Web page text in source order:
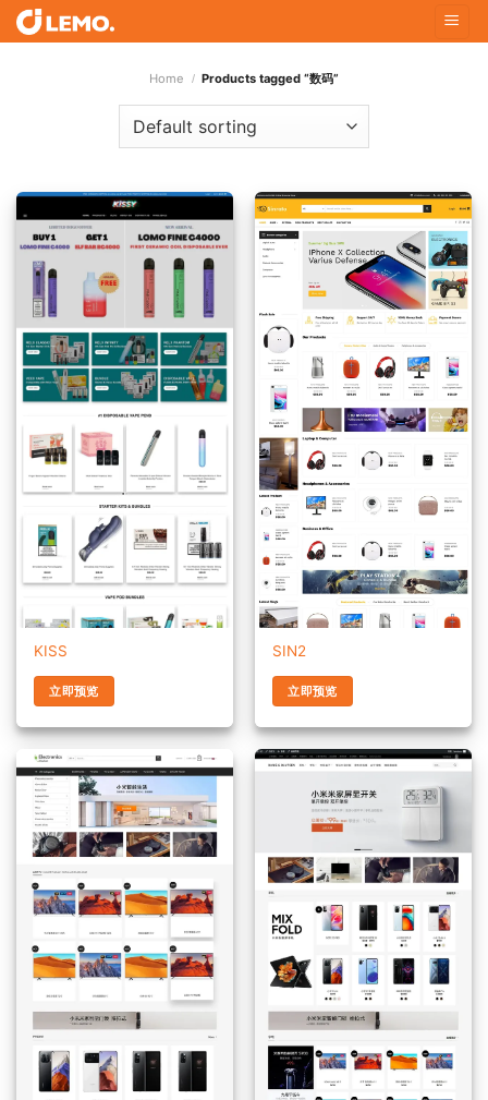
Skip
to
Home / Products tagged “数码”
KISS
立即预览
SIN2
立即预览